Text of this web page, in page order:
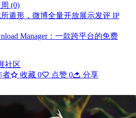
(0)
遁形，微博全量开放展示发评 IP
Manager：一款跨平台的免费
社区
者 收藏 0 点赞 0 分享